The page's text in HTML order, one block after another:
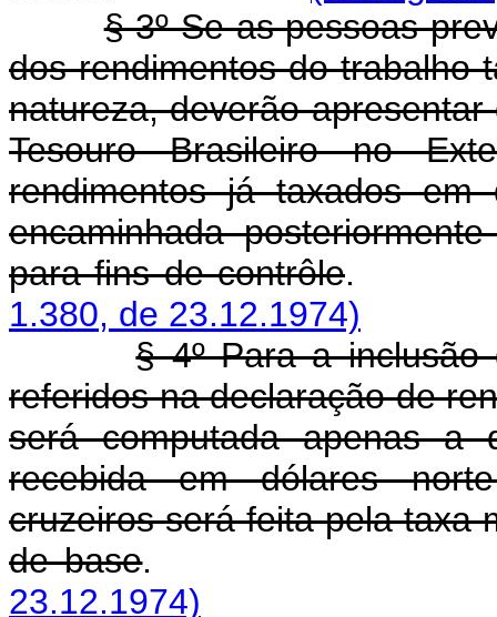
§ 3º Se as pessoas
dos rendimentos do trabalho
natureza, deverão
Tesouro Brasileiro no
rendimentos já taxados em
encaminhada
para fins de contrôle
1.380, de 23.12.1974)
§ 4º Para a inclusão
referidos na declaração de
será computada apenas a
recebida em dólares
cruzeiros será feita pela taxa
de base
23.12.1974)